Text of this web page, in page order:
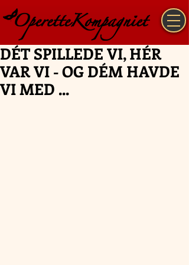
DÉT SPILLEDE VI, HÉR
VAR VI - OG DÉM HAVDE
VI MED ...